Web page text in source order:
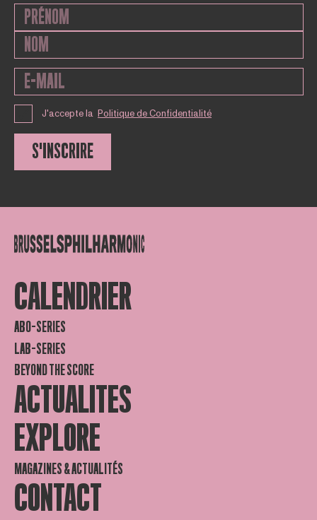
J'accepte la Politique de Confidentialité
S'INSCRIRE
CALENDRIER
ABO-SERIES
LAB-SERIES
BEYOND THE SCORE
ACTUALITES
EXPLORE
MAGAZINES & ACTUALITÉS
CONTACT